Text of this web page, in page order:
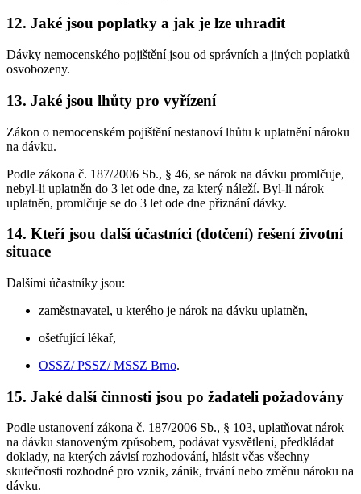
12. Jaké jsou poplatky a jak je lze uhradit
Dávky nemocenského pojištění jsou od správních a jiných poplatků
osvobozeny.
13. Jaké jsou lhůty pro vyřízení
Zákon o nemocenském pojištění nestanoví lhůtu k uplatnění nároku
na dávku.
Podle zákona č. 187/2006 Sb., § 46, se nárok na dávku promlčuje,
nebyl-li uplatněn do 3 let ode dne, za který náleží. Byl-li nárok
uplatněn, promlčuje se do 3 let ode dne přiznání dávky.
14. Kteří jsou další účastníci (dotčení) řešení životní
situace
Dalšími účastníky jsou:
zaměstnavatel, u kterého je nárok na dávku uplatněn,
ošetřující lékař,
OSSZ/ PSSZ/ MSSZ Brno.
15. Jaké další činnosti jsou po žadateli požadovány
Podle ustanovení zákona č. 187/2006 Sb., § 103, uplatňovat nárok
na dávku stanoveným způsobem, podávat vysvětlení, předkládat
doklady, na kterých závisí rozhodování, hlásit včas všechny
skutečnosti rozhodné pro vznik, zánik, trvání nebo změnu nároku na
dávku.